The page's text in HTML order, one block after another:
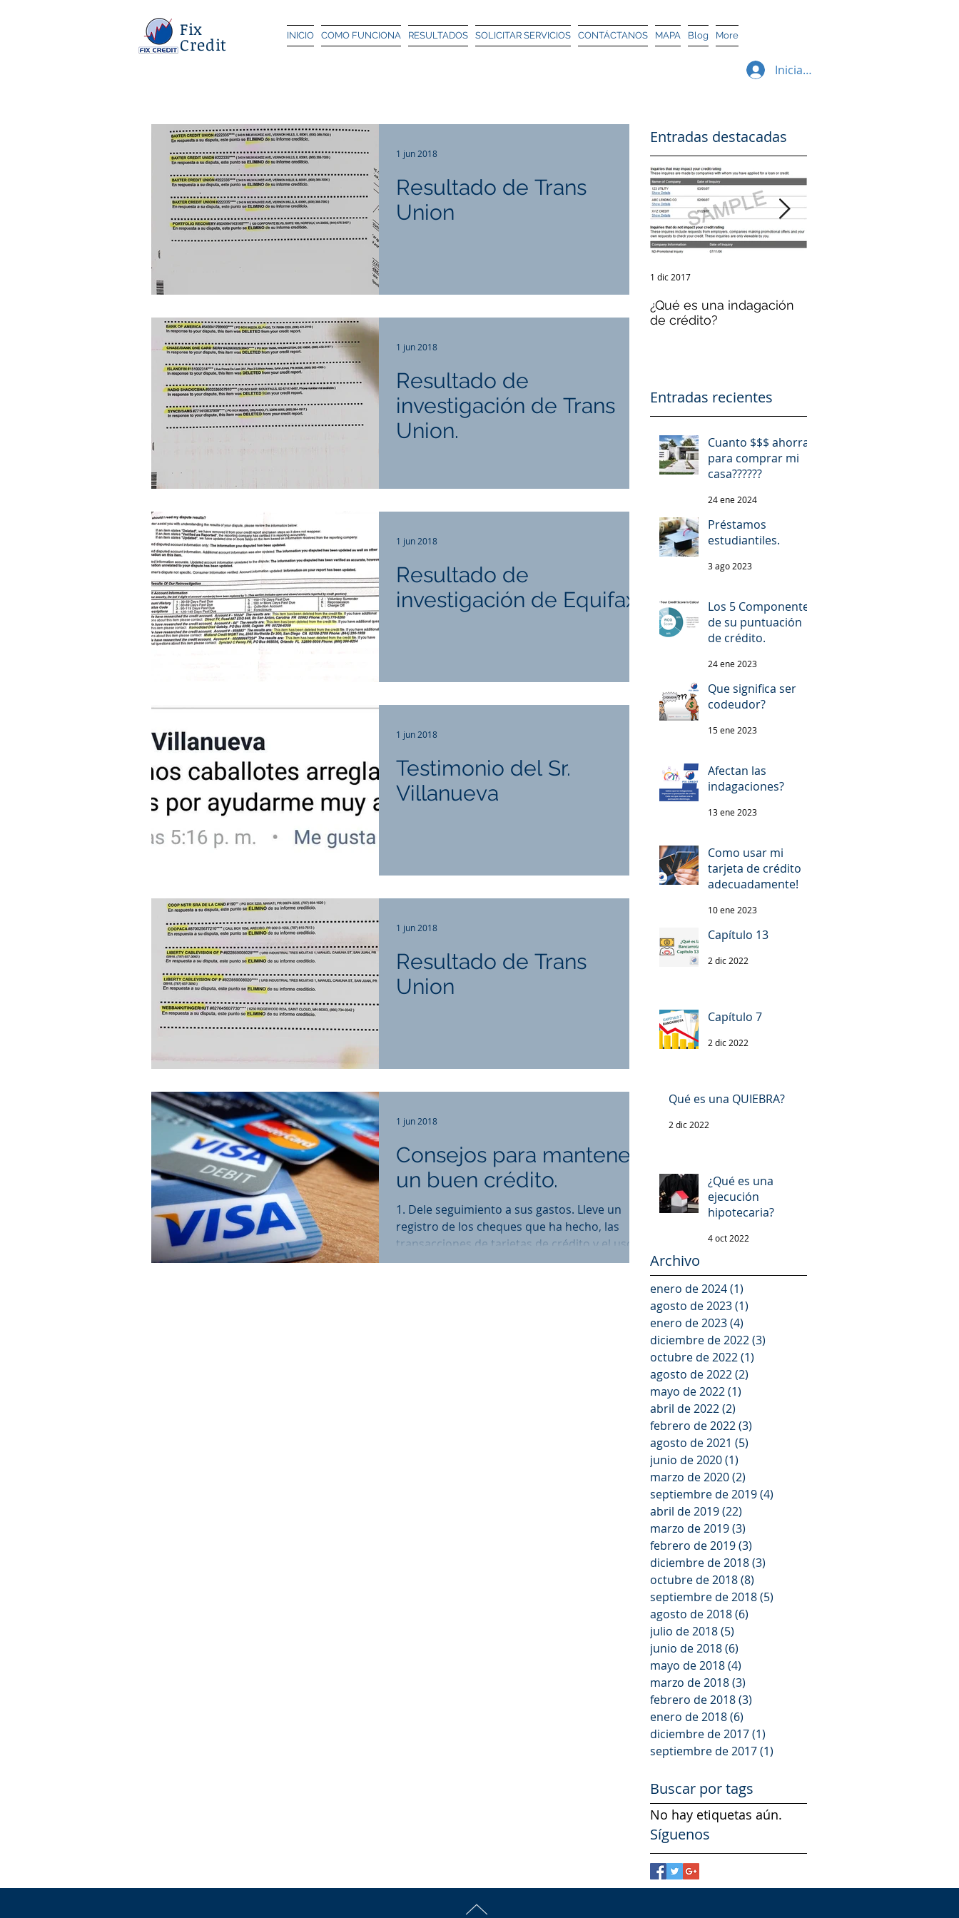
Fix
Credit INICIO COMO FUNCIONA RESULTADOS SOLICITAR SERVICIOS CONTÁCTANOS MAPA Blog More
Iniciar sesión
Resultado de Trans
Union
1 jun 2018
Resultado de
investigación de Trans
Union.
1 jun 2018
Resultado de
investigación de Equifax.
1 jun 2018
Testimonio del Sr.
Villanueva
1 jun 2018
Resultado de Trans
Union
1 jun 2018
Consejos para mantener
un buen crédito.
1. Dele seguimiento a sus gastos. Lleve un
registro de los cheques que ha hecho, las
transacciones de tarjetas de crédito y el uso
de la...
1 jun 2018
Entradas destacadas
¿Qué es una indagación
de crédito?
1 dic 2017
Entradas recientes
Cuanto $$$ ahorrar
para comprar mi
casa??????
24 ene 2024
Préstamos
estudiantiles.
3 ago 2023
Los 5 Componentes
de su puntuación
de crédito.
24 ene 2023
Que significa ser
codeudor?
15 ene 2023
Afectan las
indagaciones?
13 ene 2023
Como usar mi
tarjeta de crédito
adecuadamente!
10 ene 2023
Capítulo 13
2 dic 2022
Capítulo 7
2 dic 2022
Qué es una QUIEBRA?
2 dic 2022
¿Qué es una
ejecución
hipotecaria?
4 oct 2022
Archivo
enero de 2024(1)
agosto de 2023(1)
enero de 2023(4)
diciembre de 2022(3)
octubre de 2022(1)
agosto de 2022(2)
mayo de 2022(1)
abril de 2022(2)
febrero de 2022(3)
agosto de 2021 (5)
junio de 2020(1)
marzo de 2020(2)
septiembre de 2019(4)
abril de 2019(22)
marzo de 2019(3)
febrero de 2019(3)
diciembre de 2018(3)
octubre de 2018(8)
septiembre de 2018(5)
agosto de 2018(6)
julio de 2018(5)
junio de 2018(6)
mayo de 2018(4)
marzo de 2018(3)
febrero de 2018(3)
enero de 2018(6)
diciembre de 2017(1)
septiembre de 2017(1)
Buscar por tags
No hay etiquetas aún.
Síguenos